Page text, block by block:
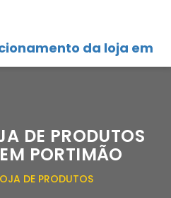
da loja em
DE PRODUTOS
PORTIMÃO
DE PRODUTOS